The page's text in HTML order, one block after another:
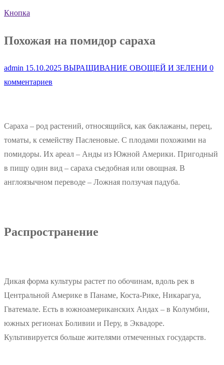
Кнопка
Похожая на помидор сараха
admin 15.10.2025 ВЫРАЩИВАНИЕ ОВОЩЕЙ И ЗЕЛЕНИ 0
комментариев
Сараха – род растений, относящийся, как баклажаны, перец,
томаты, к семейству Пасленовые. С плодами похожими на
помидоры. Их ареал – Анды из Южной Америки. Пригодный
в пищу один вид – сараха съедобная или овощная. В
англоязычном переводе – Ложная ползучая падуба.
Распространение
Дикая форма культуры растет по обочинам, вдоль рек в
Центральной Америке в Панаме, Коста-Рике, Никарагуа,
Гватемале. Есть в южноамериканских Андах – в Колумбии,
южных регионах Боливии и Перу, в Эквадоре.
Культивируется больше жителями отмеченных государств.